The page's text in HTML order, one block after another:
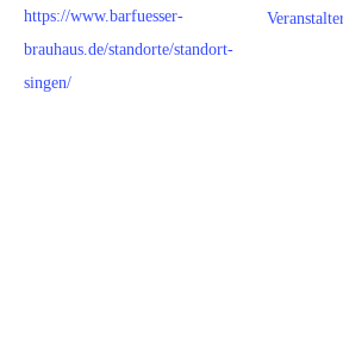
https://www.barfuesser-
brauhaus.de/standorte/standort-
singen/